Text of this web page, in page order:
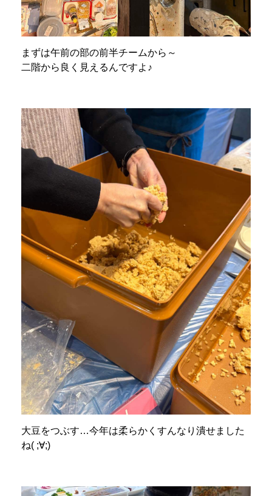
まずは午前の部の前半チームから～
二階から良く見えるんですよ♪
大豆をつぶす…今年は柔らかくすんなり潰せました
ね( ;∀;)